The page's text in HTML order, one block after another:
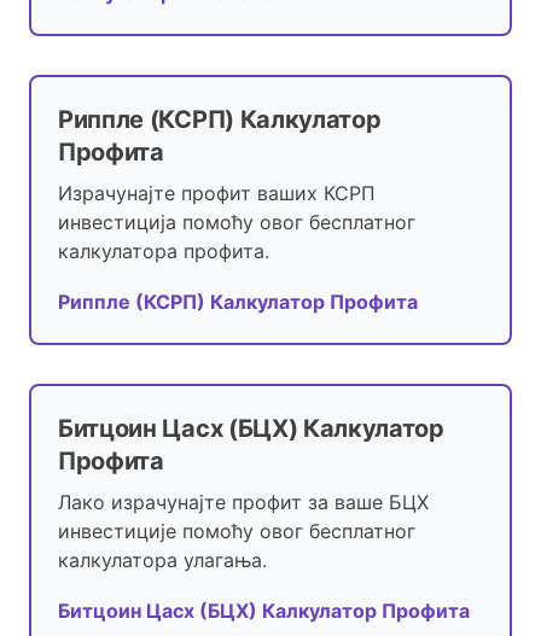
Риппле (КСРП) Калкулатор
Профита
Израчунајте профит ваших КСРП
инвестиција помоћу овог бесплатног
калкулатора профита.
Риппле (КСРП) Калкулатор Профита
Битцоин Цасх (БЦХ) Калкулатор
Профита
Лако израчунајте профит за ваше БЦХ
инвестиције помоћу овог бесплатног
калкулатора улагања.
Битцоин Цасх (БЦХ) Калкулатор Профита